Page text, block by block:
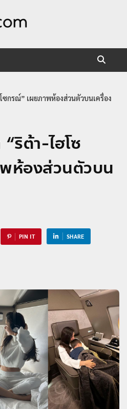
ซกรณ์” เผยภาพห้องส่วนตัวบนเครื่อง
ริต้า-ไฮโซ
ห้องส่วนตัวบน
PIN IT SHARE